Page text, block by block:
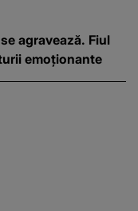
agravează. Fiul
emoționante